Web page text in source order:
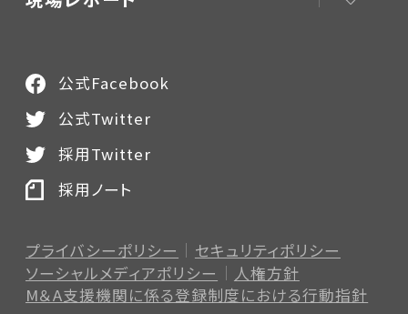
プライバシーポリシー
セキュリティポリシー
ソーシャルメディアポリシー
人権方針
M＆A支援機関に係る登録制度における行動指針
公式Facebook
公式Twitter
採用Twitter
採用ノート